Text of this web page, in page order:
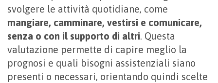
svolgere le attività quotidiane, come
mangiare, camminare, vestirsi e comunicare,
senza o con il supporto di altri. Questa
valutazione permette di capire meglio la
prognosi e quali bisogni assistenziali siano
presenti o necessari, orientando quindi scelte